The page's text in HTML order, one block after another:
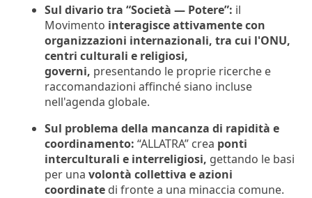
Sul divario tra “Società — Potere”: il
Movimento interagisce attivamente con
organizzazioni internazionali, tra cui l'ONU,
centri culturali e religiosi,
governi, presentando le proprie ricerche e
raccomandazioni affinché siano incluse
nell'agenda globale.
Sul problema della mancanza di rapidità e
coordinamento: “ALLATRA” crea ponti
interculturali e interreligiosi, gettando le basi
per una volontà collettiva e azioni
coordinate di fronte a una minaccia comune.